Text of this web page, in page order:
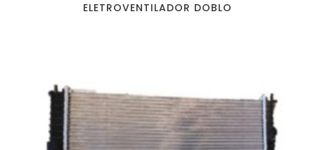
ELETROVENTILADOR DOBLO